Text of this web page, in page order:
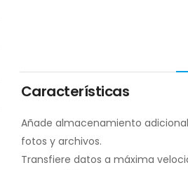
Características
Añade almacenamiento
fotos y archivos.
Transfiere datos a máxima